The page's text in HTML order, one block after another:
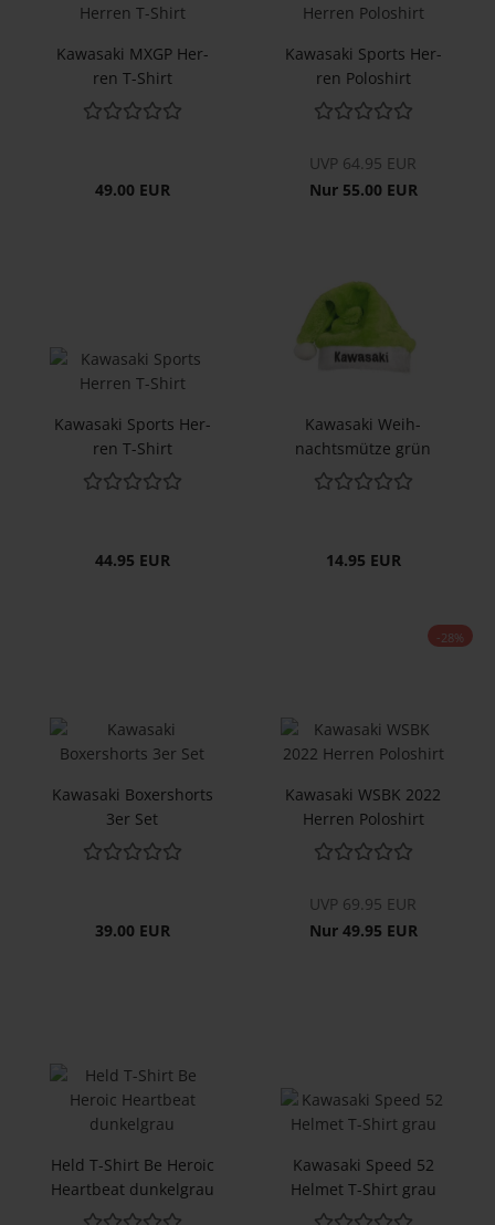
Ka­wa­sa­ki MXGP Her­
ren T-​Shirt
49.00 EUR
Ka­wa­sa­ki Sports Her­
ren Po­lo­shirt
UVP 64.95 EUR
Nur 55.00 EUR
Ka­wa­sa­ki Sports Her­
ren T-​Shirt
44.95 EUR
Ka­wa­sa­ki Weih­
nachts­müt­ze grün
14.95 EUR
Ka­wa­sa­ki Bo­xer­shorts
3er Set
39.00 EUR
-28%
Ka­wa­sa­ki WSBK 2022
Her­ren Po­lo­shirt
UVP 69.95 EUR
Nur 49.95 EUR
Held T-​Shirt Be He­roic
Heart­beat dun­kel­grau
Ka­wa­sa­ki Speed 52
Hel­met T-​Shirt grau